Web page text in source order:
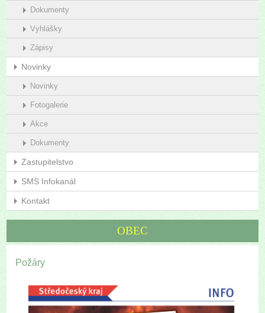
Dokumenty
Vyhlášky
Zápisy
Novinky
Novinky
Fotogalerie
Akce
Dokumenty
Zastupitelstvo
SMS Infokanál
Kontakt
OBEC
Požáry